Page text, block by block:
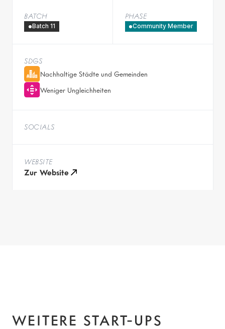
BATCH
Batch 11
PHASE
Community Member
SDGS
Nachhaltige Städte und Gemeinden
Weniger Ungleichheiten
SOCIALS
WEBSITE
Zur Website
WEITERE START-UPS